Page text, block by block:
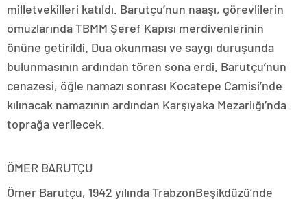
milletvekilleri katıldı. Barutçu’nun naaşı, görevlilerin
omuzlarında TBMM Şeref Kapısı merdivenlerinin
önüne getirildi. Dua okunması ve saygı duruşunda
bulunmasının ardından tören sona erdi. Barutçu’nun
cenazesi, öğle namazı sonrası Kocatepe Camisi’nde
kılınacak namazının ardından Karşıyaka Mezarlığı’nda
toprağa verilecek.
ÖMER BARUTÇU
Ömer Barutçu, 1942 yılında TrabzonBeşikdüzü’nde